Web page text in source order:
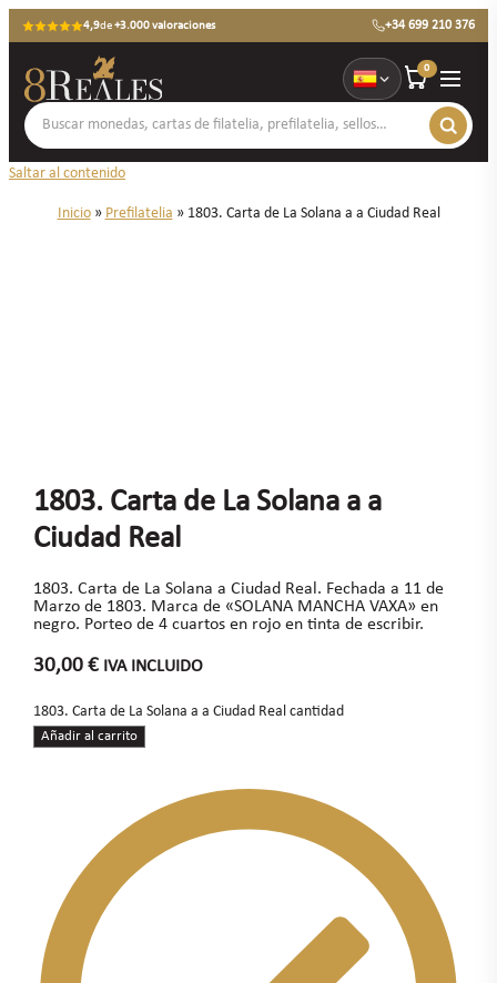
4,9de+3.000 valoraciones +34 699 210 376
0
Saltar al contenido
Inicio» Prefilatelia » 1803. Carta de La Solana a a Ciudad Real
1803. Carta de La Solana a a
Ciudad Real
1803. Carta de La Solana a Ciudad Real. Fechada a 11 de
Marzo de 1803. Marca de «SOLANA MANCHA VAXA» en
negro. Porteo de 4 cuartos en rojo en tinta de escribir.
30,00 € IVA INCLUIDO
1803. Carta de La Solana a a Ciudad Real cantidad
Añadir al carrito